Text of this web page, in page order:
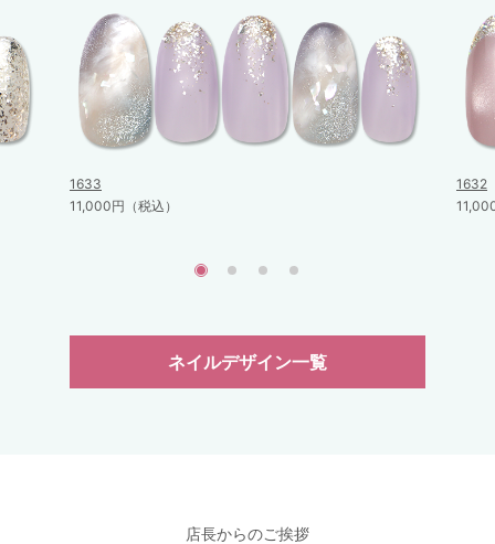
1633
11,000円（税込）
1632
ネイルデザイン一覧
店長からのご挨拶